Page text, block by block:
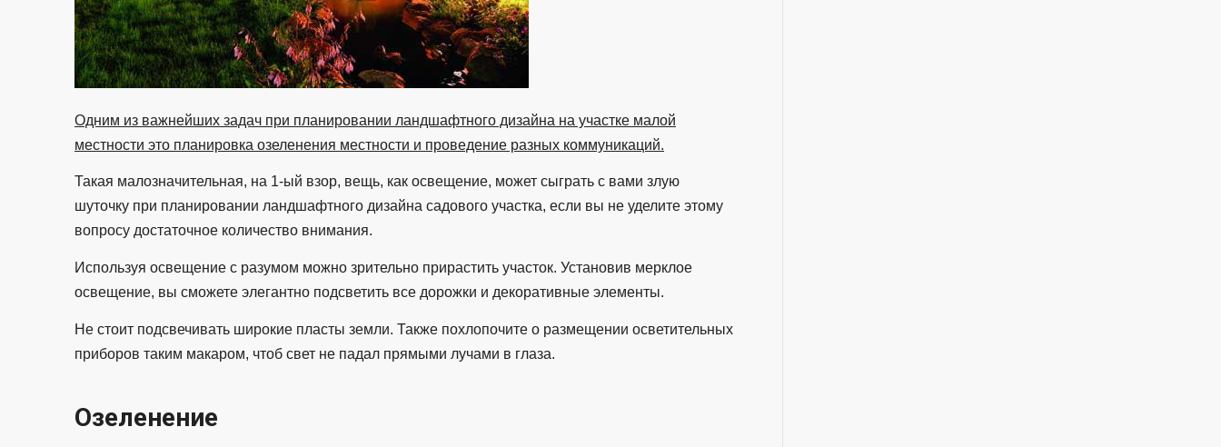
Одним из важнейших задач при планировании ландшафтного дизайна на участке малой
местности это планировка озеленения местности и проведение разных коммуникаций.
Такая малозначительная, на 1-ый взор, вещь, как освещение, может сыграть с вами злую
шуточку при планировании ландшафтного дизайна садового участка, если вы не уделите этому
вопросу достаточное количество внимания.
Используя освещение с разумом можно зрительно прирастить участок. Установив мерклое
освещение, вы сможете элегантно подсветить все дорожки и декоративные элементы.
Не стоит подсвечивать широкие пласты земли. Также похлопочите о размещении осветительных
приборов таким макаром, чтоб свет не падал прямыми лучами в глаза.
Озеленение